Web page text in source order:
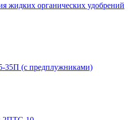
жидких органических удобрений
35П (с предплужниками)